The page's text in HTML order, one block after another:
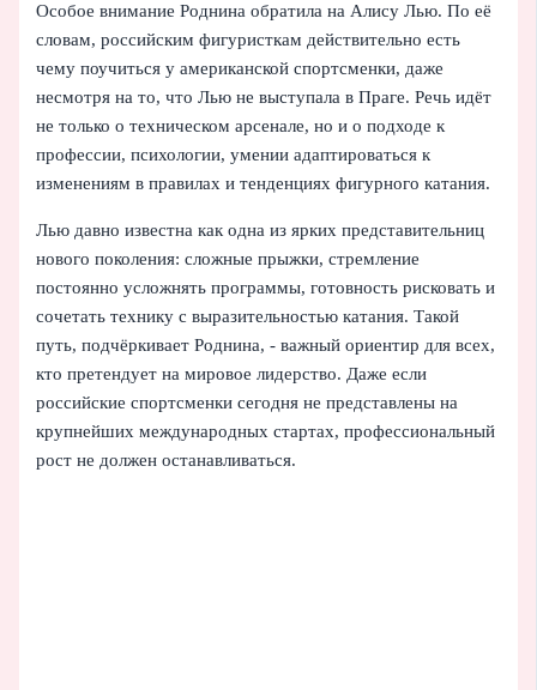
Особое внимание Роднина обратила на Алису Лью. По её
словам, российским фигуристкам действительно есть
чему поучиться у американской спортсменки, даже
несмотря на то, что Лью не выступала в Праге. Речь идёт
не только о техническом арсенале, но и о подходе к
профессии, психологии, умении адаптироваться к
изменениям в правилах и тенденциях фигурного катания.
Лью давно известна как одна из ярких представительниц
нового поколения: сложные прыжки, стремление
постоянно усложнять программы, готовность рисковать и
сочетать технику с выразительностью катания. Такой
путь, подчёркивает Роднина, - важный ориентир для всех,
кто претендует на мировое лидерство. Даже если
российские спортсменки сегодня не представлены на
крупнейших международных стартах, профессиональный
рост не должен останавливаться.